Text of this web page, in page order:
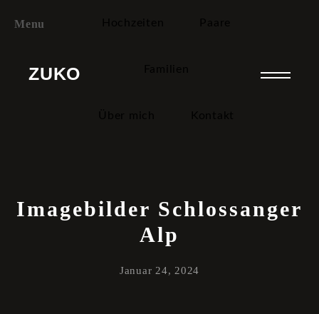
ZUKO
Menu
Imagebilder Schlossanger
Alp
Januar 24, 2024